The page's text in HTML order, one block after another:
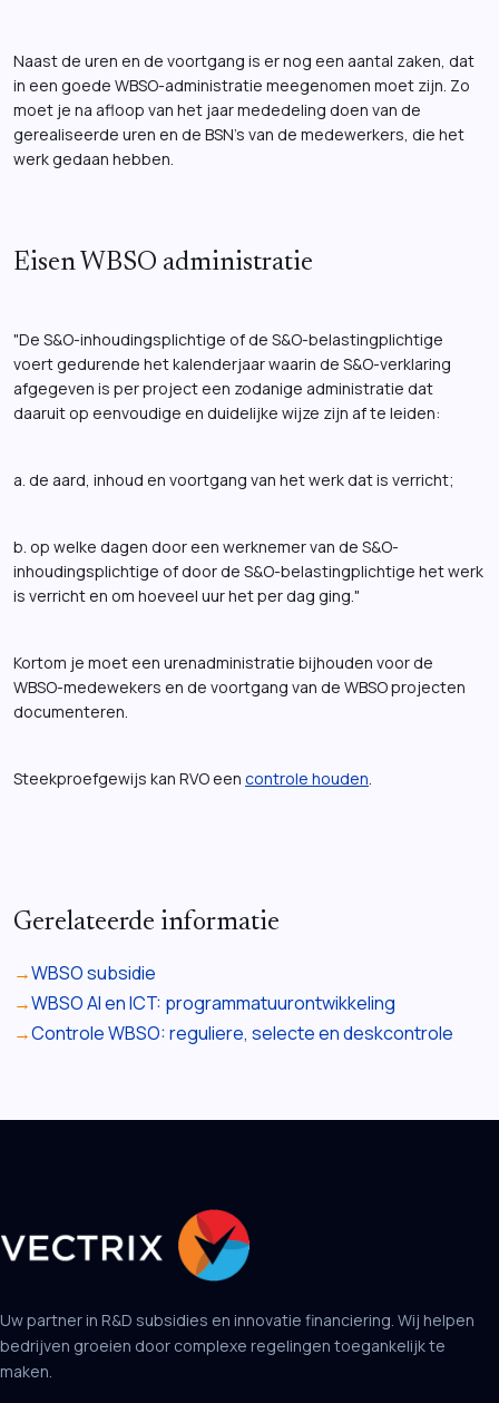
Naast de uren en de voortgang is er nog een aantal zaken, dat
in een goede WBSO-administratie meegenomen moet zijn. Zo
moet je na afloop van het jaar mededeling doen van de
gerealiseerde uren en de BSN's van de medewerkers, die het
werk gedaan hebben.
Eisen WBSO administratie
"De S&O-inhoudingsplichtige of de S&O-belastingplichtige
voert gedurende het kalenderjaar waarin de S&O-verklaring
afgegeven is per project een zodanige administratie dat
daaruit op eenvoudige en duidelijke wijze zijn af te leiden:
a. de aard, inhoud en voortgang van het werk dat is verricht;
b. op welke dagen door een werknemer van de S&O-
inhoudingsplichtige of door de S&O-belastingplichtige het werk
is verricht en om hoeveel uur het per dag ging."
Kortom je moet een urenadministratie bijhouden voor de
WBSO-medewekers en de voortgang van de WBSO projecten
documenteren.
Steekproefgewijs kan RVO een controle houden
Gerelateerde informatie
WBSO subsidie
WBSO AI en ICT: programmatuurontwikkeling
Controle WBSO: reguliere, selecte en deskcontrole
Uw partner in R&D subsidies en innovatie financiering. Wij helpen
bedrijven groeien door complexe regelingen toegankelijk te
maken.